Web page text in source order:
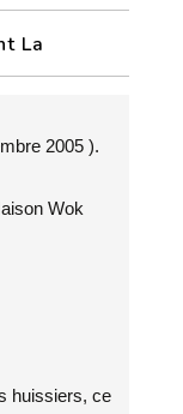
La
2005 ).
Wok
huissiers, ce